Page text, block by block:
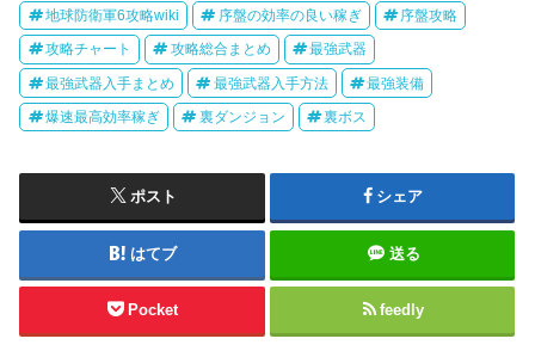
地球防衛軍6攻略wiki 序盤の効率の良い稼ぎ 序盤攻略
攻略チャート 攻略総合まとめ 最強武器
最強武器入手まとめ 最強武器入手方法 最強装備
爆速最高効率稼ぎ 裏ダンジョン 裏ボス
ポスト シェア
はてブ 送る
Pocket feedly